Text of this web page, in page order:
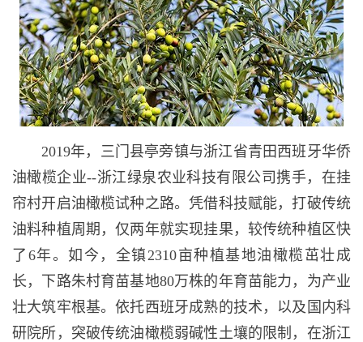
2019年，三门县亭旁镇与浙江省青田西班牙华侨
油橄榄企业--浙江绿泉农业科技有限公司携手，在挂
帘村开启油橄榄试种之路。凭借科技赋能，打破传统
油料种植周期，仅两年就实现挂果，较传统种植区快
了6年。如今，全镇2310亩种植基地油橄榄茁壮成
长，下路朱村育苗基地80万株的年育苗能力，为产业
壮大筑牢根基。依托西班牙成熟的技术，以及国内科
研院所，突破传统油橄榄弱碱性土壤的限制，在浙江